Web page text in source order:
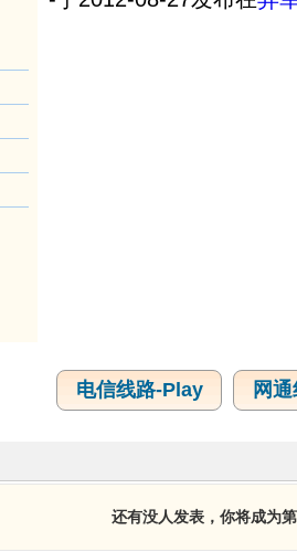
电信线路-Play 网
还有没人发表，你将成为